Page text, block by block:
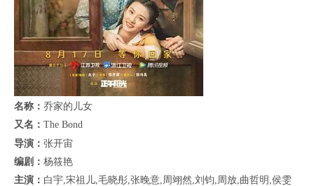
名称： 乔家的儿女
又名： The Bond
导演： 张开宙
编剧： 杨筱艳
主演： 白宇,宋祖儿,毛晓彤,张晚意,周翊然,刘钧,周放,曲哲明,侯雯